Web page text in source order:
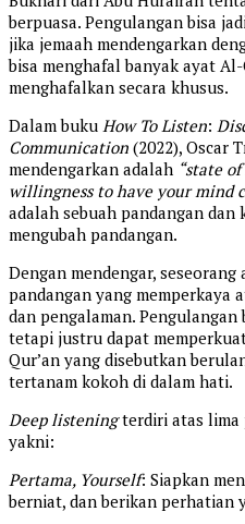
berpuasa. Pengulangan bisa
jika jemaah mendengarkan
bisa menghafal banyak ayat
menghafalkan secara khusus.
Dalam buku How To Listen:
Communication (2022), Oscar
mendengarkan adalah “state
willingness to have your mind
adalah sebuah pandangan
mengubah pandangan.
Dengan mendengar,
pandangan yang memperkaya
dan pengalaman.
tetapi justru dapat
Qur’an yang disebutkan
tertanam kokoh di dalam hati.
Deep listeningterdiri atas lima
yakni:
Pertama, Yourself: Siapkan
berniat, dan berikan perhatian